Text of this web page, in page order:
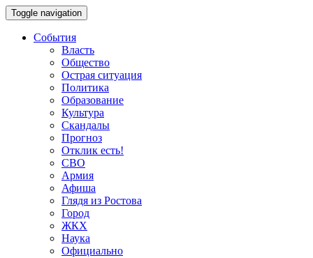
Toggle navigation
События
Власть
Общество
Острая ситуация
Политика
Образование
Культура
Скандалы
Прогноз
Отклик есть!
СВО
Армия
Афиша
Глядя из Ростова
Город
ЖКХ
Наука
Официально